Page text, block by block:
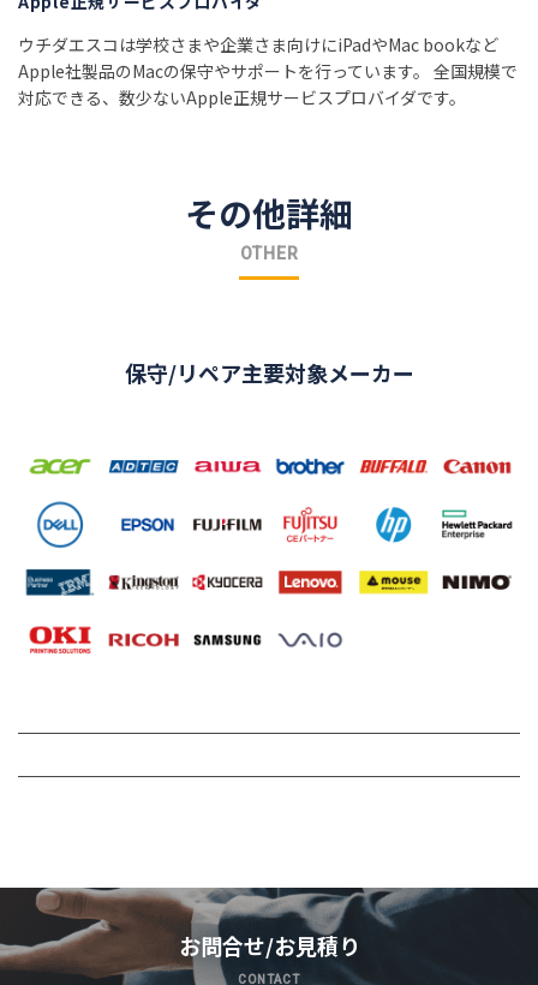
ウチダエスコは学校さまや企業さま向けにiPadやMac bookなど
Apple社製品のMacの保守やサポートを行っています。 全国規模で
対応できる、数少ないApple正規サービスプロバイダです。
その他詳細
OTHER
保守/リペア主要対象メーカー
お問合せ/お見積り
CONTACT